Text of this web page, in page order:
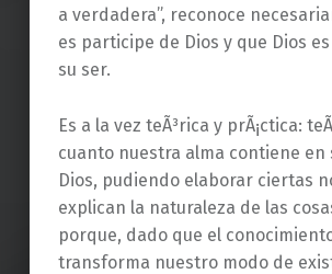
a verdadera”, reconoce
es participe de Dios y que Dios
su ser.
Es a la vez teÃ³rica y prÃ¡ctica:
cuanto nuestra alma contiene en
Dios, pudiendo elaborar ciertas
explican la naturaleza de las
porque, dado que el
transforma nuestro modo de